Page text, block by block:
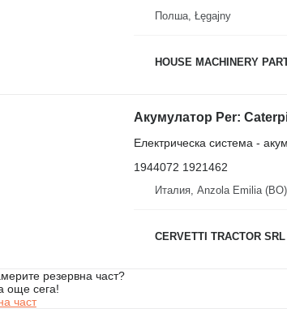
Полша, Łęgajny
HOUSE MACHINERY
Електрическа система -
1944072 1921462
Италия, Anzola Emilia (BO)
CERVETTI TRACTOR SRL
резервна част?
още сега!
част